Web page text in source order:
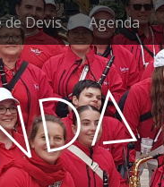
Devis Agenda
da